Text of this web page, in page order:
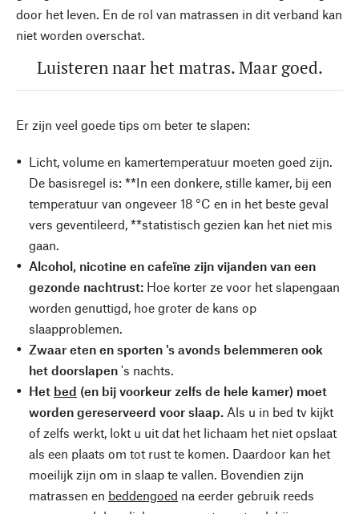
door het leven. En de rol van matrassen in dit verband kan
niet worden overschat.
Luisteren naar het matras. Maar goed.
Er zijn veel goede tips om beter te slapen:
Licht, volume en kamertemperatuur moeten goed zijn.
De basisregel is: **In een donkere, stille kamer, bij een
temperatuur van ongeveer 18 °C en in het beste geval
vers geventileerd, **statistisch gezien kan het niet mis
gaan.
Alcohol, nicotine en cafeïne zijn vijanden van een
gezonde nachtrust: Hoe korter ze voor het slapengaan
worden genuttigd, hoe groter de kans op
slaapproblemen.
Zwaar eten en sporten 's avonds belemmeren ook
het doorslapen 's nachts.
Het bed (en bij voorkeur zelfs de hele kamer) moet
worden gereserveerd voor slaap. Als u in bed tv kijkt
of zelfs werkt, lokt u uit dat het lichaam het niet opslaat
als een plaats om tot rust te komen. Daardoor kan het
moeilijk zijn om in slaap te vallen. Bovendien zijn
matrassen en beddengoed na eerder gebruik reeds